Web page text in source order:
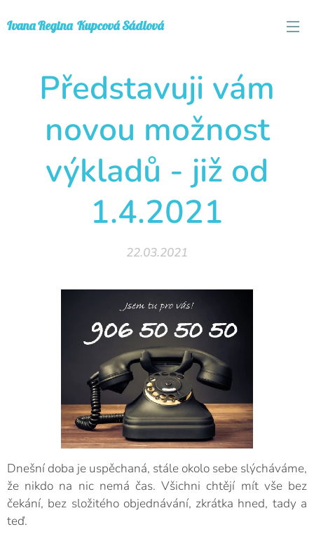
IvanaRegina Kupcová Sádlová
Představuji vám
novou možnost
výkladů - již od
1.4.2021
22.03.2021
Dnešní doba je uspěchaná, stále okolo sebe slýcháváme,
že nikdo na nic nemá čas. Všichni chtějí mít vše bez
čekání, bez složitého objednávání, zkrátka hned, tady a
teď.